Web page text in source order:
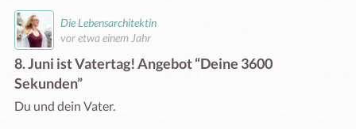
Die Lebensarchitektin
vor etwa einem Jahr
8. Juni ist Vatertag! Angebot “Deine 3600
Sekunden”
Du und dein Vater.